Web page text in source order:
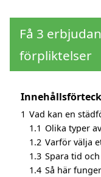
Få 3
förpliktelser
1 Vad kan en
1.1 Olika typer
1.2 Varför välja
1.3 Spara tid
1.4 Så här